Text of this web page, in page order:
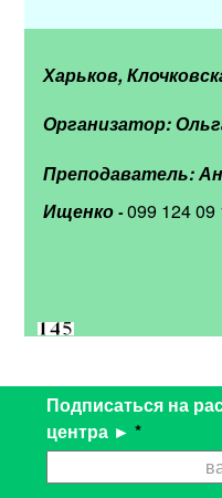
Харьков,
Организатор:
Преподаватель:
Ищенко -099 124 09
Подписаться на
центра ► *